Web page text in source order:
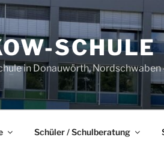
SCHULE
in Donauwörth,
Schüler / Schulberatung